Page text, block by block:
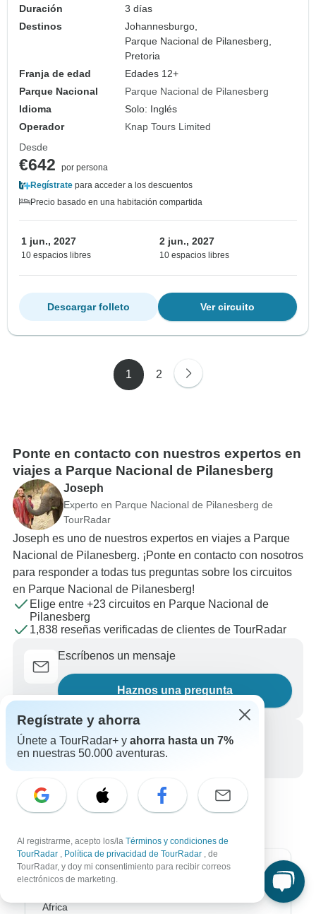
Duración
3 días
Destinos
Johannesburgo,
Parque Nacional de Pilanesberg,
Pretoria
Franja de edad
Edades 12+
Parque Nacional
Parque Nacional de Pilanesberg
Idioma
Solo: Inglés
Operador
Knap Tours Limited
Desde
€642
por persona
Regístrate para acceder a los descuentos
Precio basado en una habitación compartida
1 jun., 2027
10 espacios libres
2 jun., 2027
10 espacios libres
Ver circuito
Descargar folleto
1 2
Ponte en contacto con nuestros expertos en
viajes a Parque Nacional de Pilanesberg
Joseph
Experto en Parque Nacional de Pilanesberg de
TourRadar
Joseph es uno de nuestros expertos en viajes a Parque
Nacional de Pilanesberg. ¡Ponte en contacto con nosotros
para responder a todas tus preguntas sobre los circuitos
en Parque Nacional de Pilanesberg!
Elige entre +23 circuitos en Parque Nacional de
Pilanesberg
1,838 reseñas verificadas de clientes de TourRadar
Escríbenos un mensaje
Haznos una pregunta
Llámanos
+34 933 938 984
Destinos más populares
África
Regístrate y ahorra
Únete a TourRadar+ y ahorra hasta un 7%
en nuestras 50.000 aventuras.
Al registrarme, acepto los/la Términos y condiciones de
TourRadar , Política de privacidad de TourRadar , de
TourRadar, y doy mi consentimiento para recibir correos
electrónicos de marketing.